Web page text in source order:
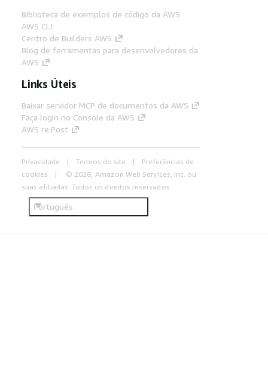
Biblioteca de exemplos de código da AWS
AWS CLI
Centro de Builders AWS
Blog de ferramentas para desenvolvedores da
AWS
Links Úteis
Baixar servidor MCP de documentos da AWS
Faça login no Console da AWS
AWS re:Post
Privacidade Termos do site
Preferências de
cookies
© 2026, Amazon Web Services, Inc. ou
suas afiliadas. Todos os direitos reservados.
Português